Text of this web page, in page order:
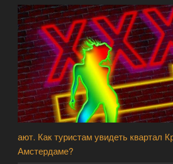
ают. Как туристам увидеть квартал
Амстердаме?